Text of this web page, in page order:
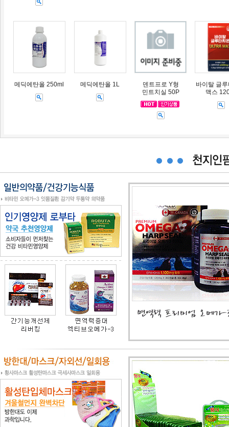
메딕에탄올 250ml 메딕에탄올 1L
덴트프로 Y형
민트치실 50P
바이탈 글
맥스